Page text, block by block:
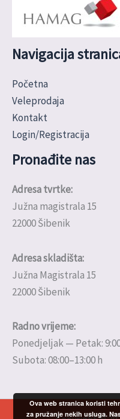
Navigacija
Početna
Veleprodaja
Kontakt
Login/Registracija
Pronađite nas
Adresa tvrtke:
Južna magistrala 15
22000 Šibenik
Adresa skladišta:
Južna Magistrala 15
22000 Šibenik
Radno vrijeme:
Ponedjeljak — Petak:
Subota: 08:00–13:00 h
Ova web stranica koristi
za pružanje nekih usluga.